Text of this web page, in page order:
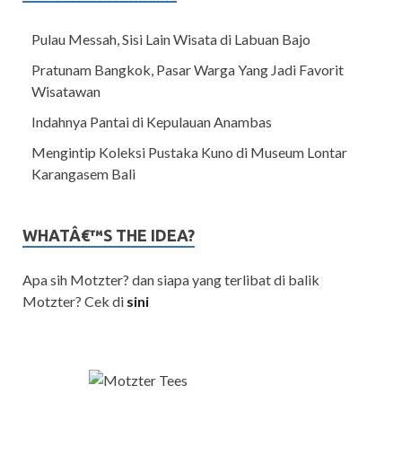
Pulau Messah, Sisi Lain Wisata di Labuan Bajo
Pratunam Bangkok, Pasar Warga Yang Jadi Favorit
Wisatawan
Indahnya Pantai di Kepulauan Anambas
Mengintip Koleksi Pustaka Kuno di Museum Lontar
Karangasem Bali
WHATÂ€™S THE IDEA?
Apa sih Motzter? dan siapa yang terlibat di balik
Motzter? Cek di sini